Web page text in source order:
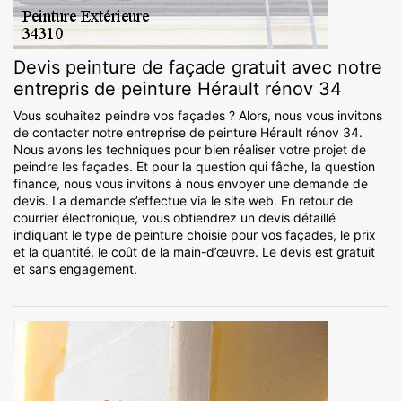
Devis peinture de façade gratuit avec notre
entrepris de peinture Hérault rénov 34
Vous souhaitez peindre vos façades ? Alors, nous vous invitons
de contacter notre entreprise de peinture Hérault rénov 34.
Nous avons les techniques pour bien réaliser votre projet de
peindre les façades. Et pour la question qui fâche, la question
finance, nous vous invitons à nous envoyer une demande de
devis. La demande s’effectue via le site web. En retour de
courrier électronique, vous obtiendrez un devis détaillé
indiquant le type de peinture choisie pour vos façades, le prix
et la quantité, le coût de la main-d’œuvre. Le devis est gratuit
et sans engagement.